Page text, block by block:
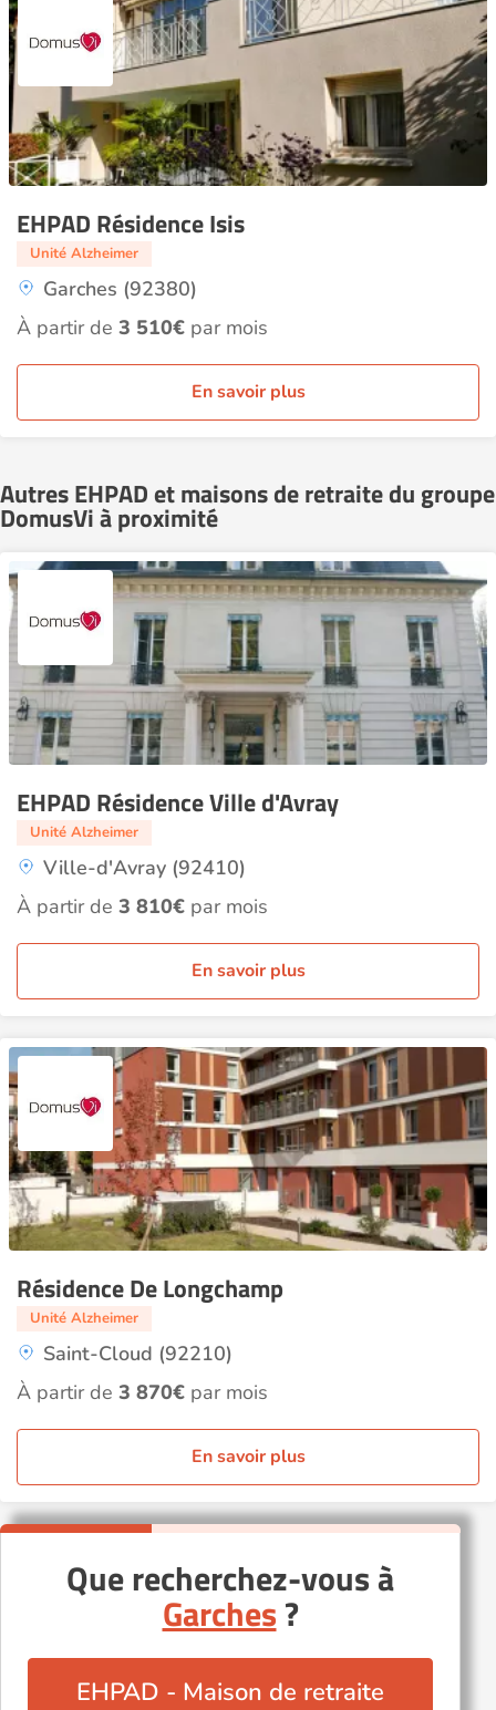
EHPAD Résidence Isis
Unité Alzheimer
Garches (92380)
À partir de 3 510€ par mois
En savoir plus
Autres EHPAD et maisons de retraite du groupe
DomusVi à proximité
EHPAD Résidence Ville d'Avray
Unité Alzheimer
Ville-d'Avray (92410)
À partir de 3 810€ par mois
En savoir plus
Résidence De Longchamp
Unité Alzheimer
Saint-Cloud (92210)
À partir de 3 870€ par mois
En savoir plus
Que recherchez-vous à
Garches?
EHPAD - Maison de retraite